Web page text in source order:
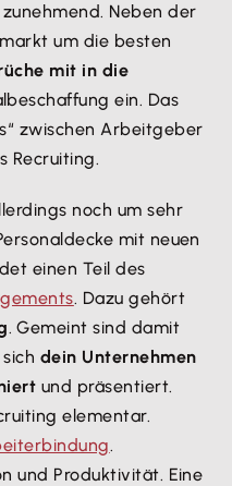
Neben der
um die besten
mit in die
ein. Das
zwischen Arbeitgeber
Recruiting.
noch um sehr
mit neuen
einen Teil des
. Dazu gehört
. Gemeint sind damit
dein Unternehmen
und präsentiert.
elementar.
.
und Produktivität. Eine